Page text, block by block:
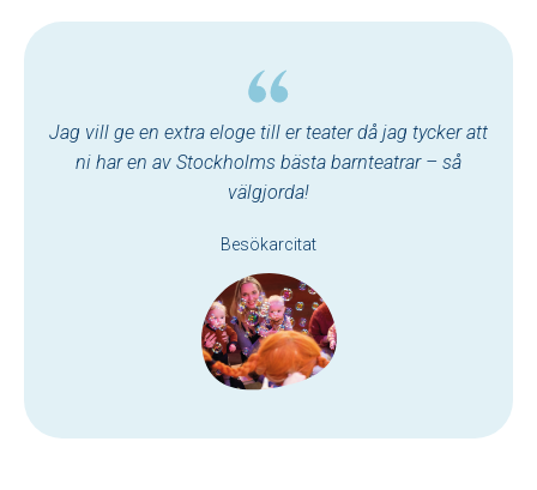
Jag vill ge en extra eloge till er teater då jag tycker att
ni har en av Stockholms bästa barnteatrar – så
välgjorda!
Besökarcitat